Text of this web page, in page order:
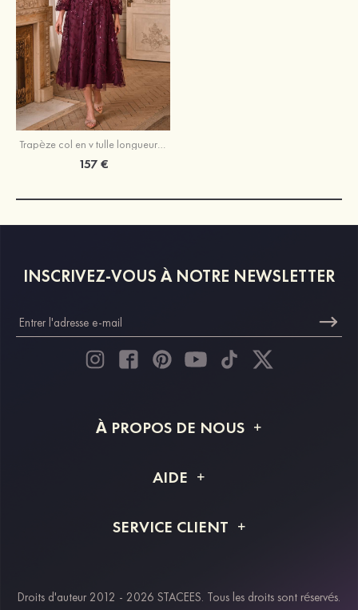
Trapèze col en v tulle longueur mollet robe de mère de la mariée avec appliqué paillettes
157 €
INSCRIVEZ-VOUS À NOTRE NEWSLETTER
À PROPOS DE NOUS
Livraison
AIDE
Retour et remboursement
SERVICE CLIENT
Modes de paiement
Droits d'auteur 2012 - 2026 STACEES. Tous les droits sont réservés.